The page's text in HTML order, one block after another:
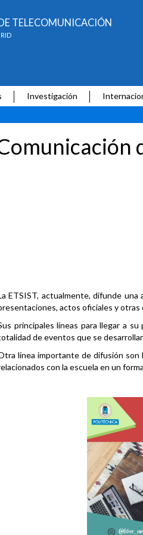
TELECOMUNICACIÓN
Investigación
ETSIST, actualmente, difunde una
actos oficiales y otras
principales líneas para llegar a
de eventos que se
línea importante de difusión son
con la escuela en un